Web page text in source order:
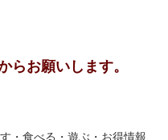
らお願いします。
・食べる・遊ぶ・お得情報